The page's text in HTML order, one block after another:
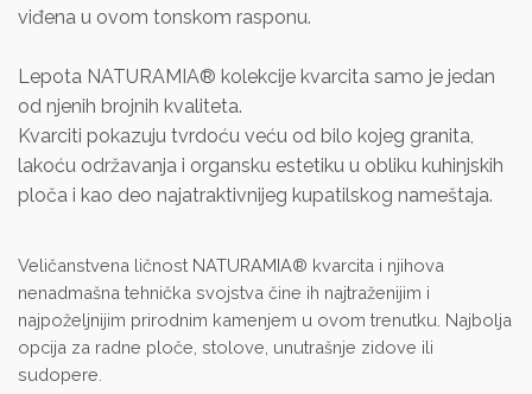
viđena u ovom tonskom rasponu.
Lepota NATURAMIA® kolekcije kvarcita samo je jedan
od njenih brojnih kvaliteta.
Kvarciti pokazuju tvrdoću veću od bilo kojeg granita,
lakoću održavanja i organsku estetiku u obliku kuhinjskih
ploča i kao deo najatraktivnijeg kupatilskog nameštaja.
Veličanstvena ličnost NATURAMIA® kvarcita i njihova
nenadmašna tehnička svojstva čine ih najtraženijim i
najpoželjnijim prirodnim kamenjem u ovom trenutku. Najbolja
opcija za radne ploče, stolove, unutrašnje zidove ili
sudopere.